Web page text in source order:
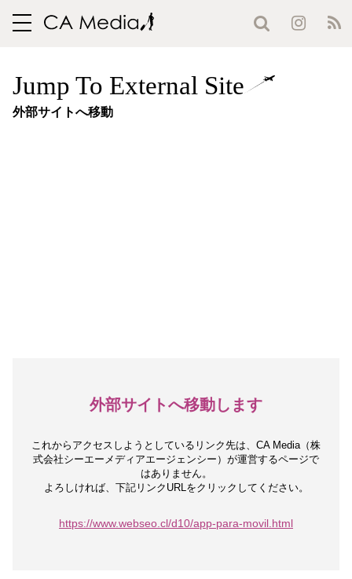
toggle
Jump To External Site
外部サイトへ移動
外部サイトへ移動します
これからアクセスしようとしているリンク先は、 CA Media（株
式会社シーエーメディアエージェンシー）が運営するページで
はありません。
よろしければ、下記リンクURLをクリックしてください。
https://www.webseo.cl/d10/app-para-movil.html